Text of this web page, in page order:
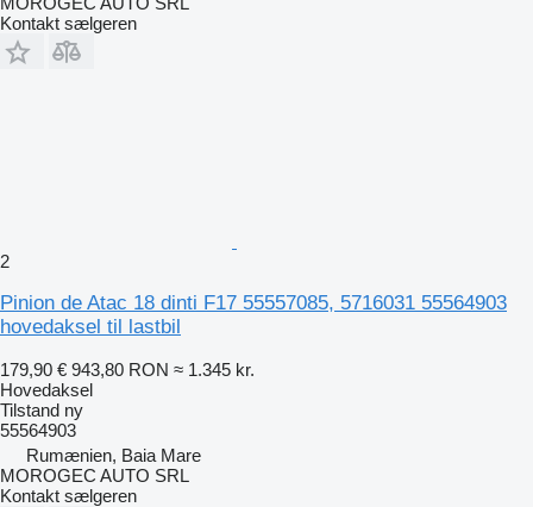
Kontakt sælgeren
2
Pinion de Atac 18 dinti F17 55557085, 5716031 55564903
hovedaksel til lastbil
179,90 € 943,80 RON ≈ 1.345 kr.
Hovedaksel
Tilstand ny
55564903
Rumænien, Baia Mare
MOROGEC AUTO SRL
Kontakt sælgeren